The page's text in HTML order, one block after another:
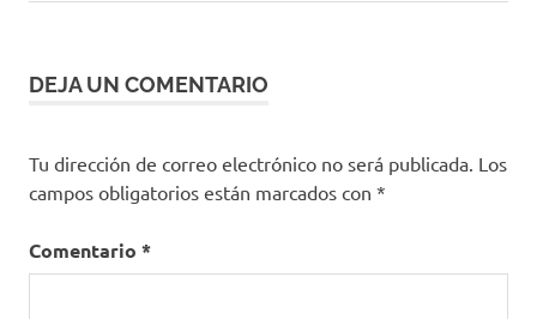
DEJA UN COMENTARIO
Tu dirección de correo electrónico no será publicada. Los
campos obligatorios están marcados con *
Comentario *